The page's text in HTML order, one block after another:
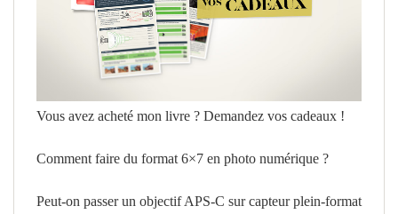
Vous avez acheté mon livre ? Demandez vos cadeaux !
Comment faire du format 6×7 en photo numérique ?
Peut-on passer un objectif APS-C sur capteur plein-format